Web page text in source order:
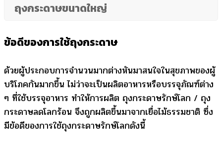
ถุงกระดาษขนาดใหญ่
ข้อดีของการใช้ถุงกระดาษ
ด้วยผู้ประกอบการจำนวนมากต่างหันมาสนใจในสุขภาพของผู้
บริโภคกันมากขึ้น ไม่ว่าจะเป็นผลิตอาหารหรือบรรจุภัณฑ์ต่าง
ๆ ที่ใช้บรรจุอาหาร ทำให้การผลิต ถุงกระดาษรักษ์โลก / ถุง
กระดาษลดโลกร้อน จึงถูกผลิตขึ้นมาจากเยื่อไม้ธรรมชาติ ซึ่ง
มีข้อดีของการใช้ถุงกระดาษรักษ์โลกดังนี้